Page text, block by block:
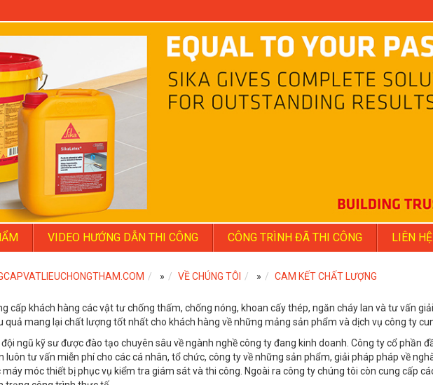
VIDEO HƯỚNG DẪN THI CÔNG CÔNG TRÌNH ĐÃ THI CÔNG LIÊN HỆ
» VỀ CHÚNG TÔI » CAM KẾT CHẤT LƯỢNG
cấp khách hàng các vật tư chống thấm, chống nóng, khoan cấy thép, ngăn cháy lan và tư vấn
quả mang lại chất lượng tốt nhất cho khách hàng về những mảng sản phẩm và dịch vụ công ty
đội ngũ kỹ sư được đào tạo chuyên sâu về ngành nghề công ty đang kinh doanh. Công ty cổ phần
luôn tư vấn miễn phí cho các cá nhân, tổ chức, công ty về những sản phẩm, giải pháp pháp về
máy móc thiết bị phục vụ kiểm tra giám sát và thi công. Ngoài ra công ty chúng tôi còn cung cấp